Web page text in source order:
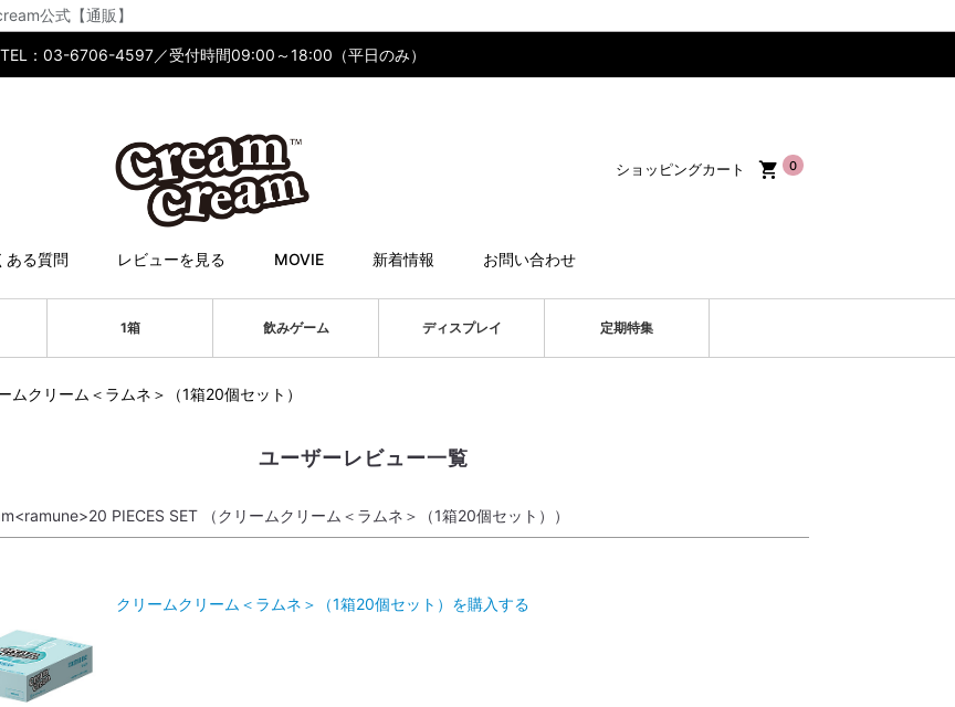
公式【通販】
TEL：03-6706-4597／受付時間09:00～18:00（平日のみ）
ショッピングカート 0
ある質問 レビューを見る MOVIE 新着情報 お問い合わせ
1箱 飲みゲーム ディスプレイ 定期特集
ムクリーム＜ラムネ＞（1箱20個セット）
ユーザーレビュー一覧
PIECES SET （クリームクリーム＜ラムネ＞（1箱20個セット））
クリームクリーム＜ラムネ＞（1箱20個セット）を購入する